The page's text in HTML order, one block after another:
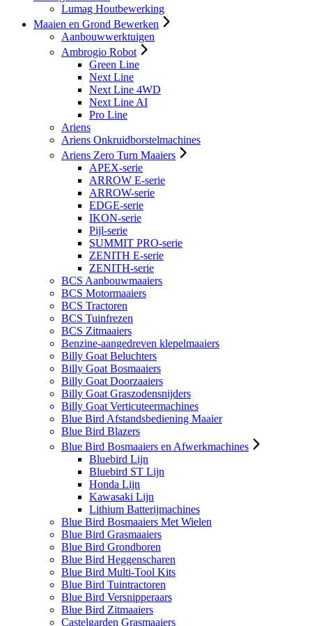
Lumag Houtbewerking
Maaien en Grond Bewerken
Aanbouwwerktuigen
Ambrogio Robot
Green Line
Next Line
Next Line 4WD
Next Line AI
Pro Line
Ariens
Ariens Onkruidborstelmachines
Ariens Zero Turn Maaiers
APEX-serie
ARROW E-serie
ARROW-serie
EDGE-serie
IKON-serie
Pijl-serie
SUMMIT PRO-serie
ZENITH E-serie
ZENITH-serie
BCS Aanbouwmaaiers
BCS Motormaaiers
BCS Tractoren
BCS Tuinfrezen
BCS Zitmaaiers
Benzine-aangedreven klepelmaaiers
Billy Goat Beluchters
Billy Goat Bosmaaiers
Billy Goat Doorzaaiers
Billy Goat Graszodensnijders
Billy Goat Verticuteermachines
Blue Bird Afstandsbediening Maaier
Blue Bird Blazers
Blue Bird Bosmaaiers en Afwerkmachines
Bluebird Lijn
Bluebird ST Lijn
Honda Lijn
Kawasaki Lijn
Lithium Batterijmachines
Blue Bird Bosmaaiers Met Wielen
Blue Bird Grasmaaiers
Blue Bird Grondboren
Blue Bird Heggenscharen
Blue Bird Multi-Tool Kits
Blue Bird Tuintractoren
Blue Bird Versnipperaars
Blue Bird Zitmaaiers
Castelgarden Grasmaaiers